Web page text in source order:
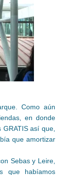
Como aún
en donde
así que,
que amortizar
Sebas y Leire,
que habíamos